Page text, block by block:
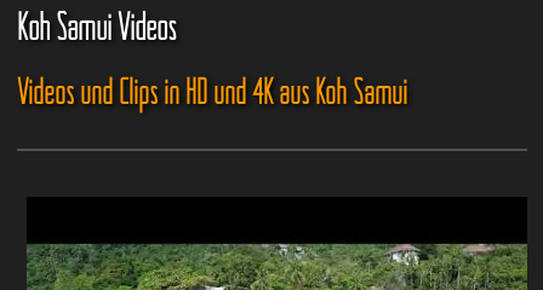
Koh Samui Videos
Videos und Clips in HD und 4K aus Koh Samui